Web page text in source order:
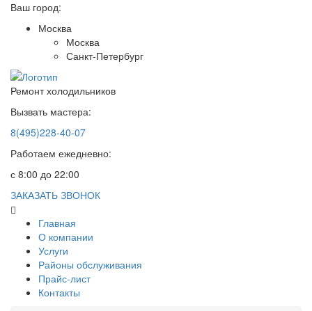
Ваш город:
Москва
Москва
Санкт-Петербург
Ремонт холодильников
Вызвать мастера:
8(495)228-40-07
Работаем ежедневно:
с 8:00 до 22:00
ЗАКАЗАТЬ ЗВОНОК
Главная
О компании
Услуги
Районы обслуживания
Прайс-лист
Контакты